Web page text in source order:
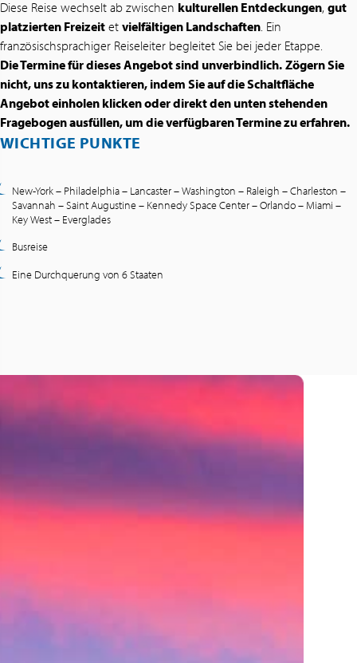
Diese Reise wechselt ab zwischen kulturellen Entdeckungen, gut
platzierten Freizeit et vielfältigen Landschaften . Ein
französischsprachiger Reiseleiter begleitet Sie bei jeder Etappe.
Die Termine für dieses Angebot sind unverbindlich. Zögern Sie
nicht, uns zu kontaktieren, indem Sie auf die Schaltfläche
Angebot einholen klicken oder direkt den unten stehenden
Fragebogen ausfüllen, um die verfügbaren Termine zu erfahren.
WICHTIGE PUNKTE
New-York – Philadelphia – Lancaster – Washington – Raleigh – Charleston –
Savannah – Saint Augustine – Kennedy Space Center – Orlando – Miami –
Key West – Everglades
Busreise
Eine Durchquerung von 6 Staaten